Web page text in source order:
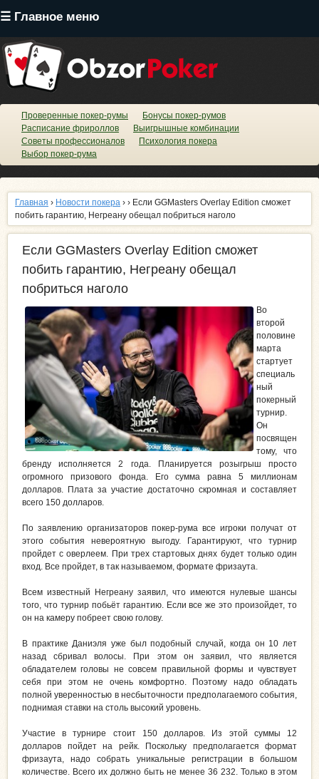
☰ Главное меню
содержанию
Проверенные покер-румы
Бонусы покер-румов
Расписание фрироллов
Выигрышные комбинации
Cоветы профессионалов
Психология покера
Выбор покер-рума
Главная › Новости покера › › Если GGMasters Overlay Edition сможет
побить гарантию, Негреану обещал побриться наголо
Если GGMasters Overlay Edition сможет
побить гарантию, Негреану обещал
побриться наголо
Во
второй
половине
марта
стартует
специаль
ный
покерный
турнир.
Он
посвящен
тому, что
бренду исполняется 2 года. Планируется розыгрыш просто
огромного призового фонда. Его сумма равна 5 миллионам
долларов. Плата за участие достаточно скромная и составляет
всего 150 долларов.
По заявлению организаторов покер-рума все игроки получат от
этого события невероятную выгоду. Гарантируют, что турнир
пройдет с оверлеем. При трех стартовых днях будет только один
вход. Все пройдет, в так называемом, формате фризаута.
Всем известный Негреану заявил, что имеются нулевые шансы
того, что турнир побьёт гарантию. Если все же это произойдет, то
он на камеру побреет свою голову.
В практике Даниэля уже был подобный случай, когда он 10 лет
назад сбривал волосы. При этом он заявил, что является
обладателем головы не совсем правильной формы и чувствует
себя при этом не очень комфортно. Поэтому надо обладать
полной уверенностью в несбыточности предполагаемого события,
поднимая ставки на столь высокий уровень.
Участие в турнире стоит 150 долларов. Из этой суммы 12
долларов пойдет на рейк. Поскольку предполагается формат
фризаута, надо собрать уникальные регистрации в большом
количестве. Всего их должно быть не менее 36 232. Только в этом